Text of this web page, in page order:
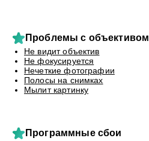
Проблемы с объективом
Не видит объектив
Не фокусируется
Нечеткие фотографии
Полосы на снимках
Мылит картинку
Программные сбои